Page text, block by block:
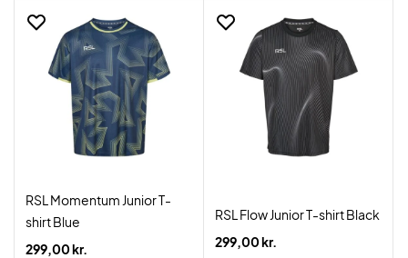
RSL Momentum Junior T-
shirt Blue
299,00 kr.
RSL Flow Junior T-shirt Black
299,00 kr.